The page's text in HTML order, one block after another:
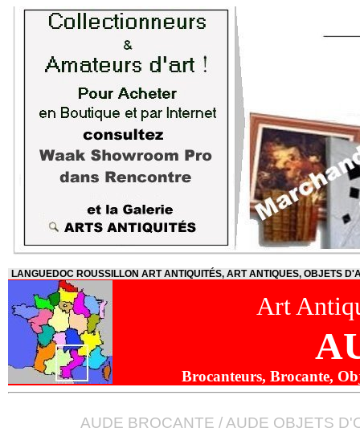
LANGUEDOC ROUSSILLON ART ANTIQUITÉS, ART ANTIQUES, OBJETS
Art
Brocanteurs, Brocante,
AUDE BROCANTE / AUDE OBJETS